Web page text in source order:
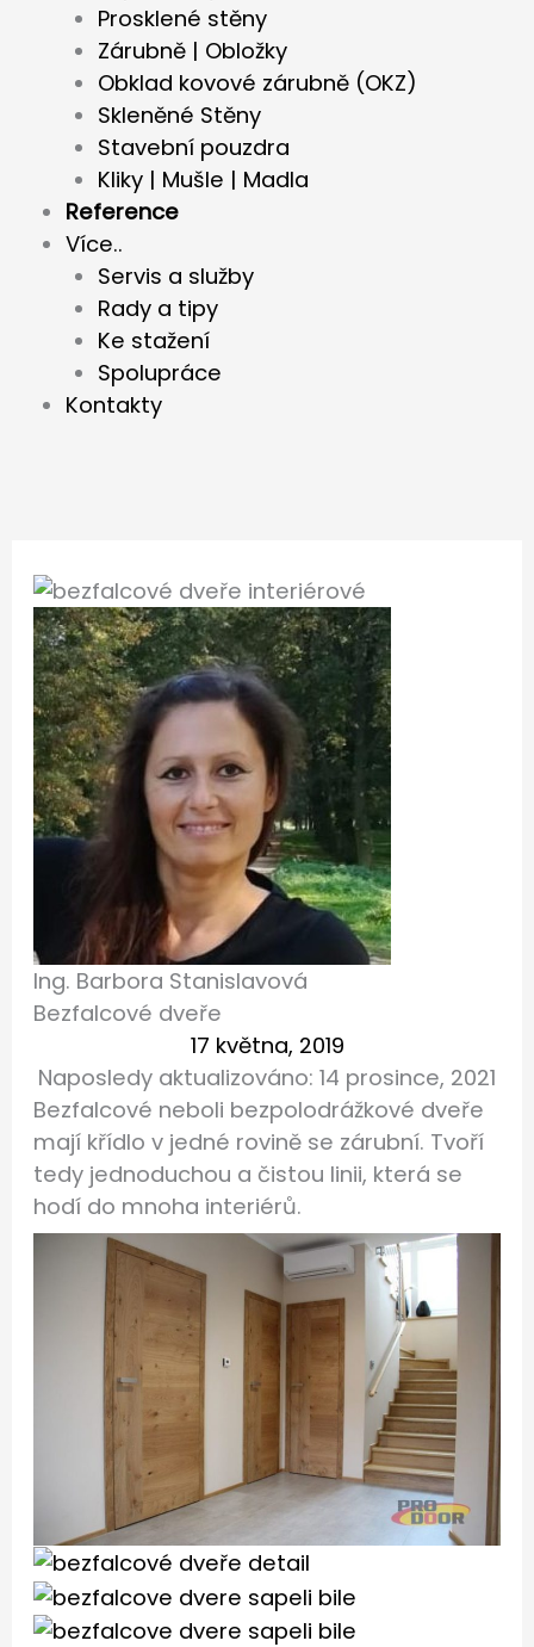
Prosklené stěny
Zárubně | Obložky
Obklad kovové zárubně (OKZ)
Skleněné Stěny
Stavební pouzdra
Kliky | Mušle | Madla
Reference
Více..
Servis a služby
Rady a tipy
Ke stažení
Spolupráce
Kontakty
Ing. Barbora Stanislavová
Bezfalcové dveře
17 května, 2019
Naposledy aktualizováno: 14 prosince, 2021
Bezfalcové neboli bezpolodrážkové dveře
mají křídlo v jedné rovině se zárubní. Tvoří
tedy jednoduchou a čistou linii, která se
hodí do mnoha interiérů.